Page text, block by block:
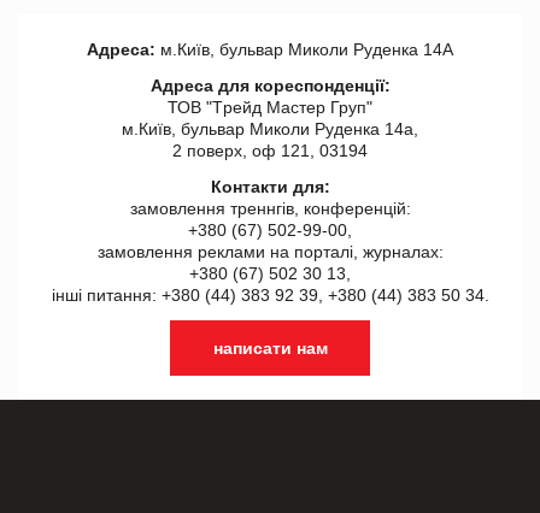
Адреса: м.Київ, бульвар Миколи Руденка 14А
Адреса для кореспонденції:
ТОВ "Tрейд Мастер Груп"
м.Київ, бульвар Миколи Руденка 14а,
2 поверх, оф 121, 03194
Контакти для:
замовлення треннгів, конференцій:
+380 (67) 502-99-00,
замовлення реклами на порталі, журналах:
+380 (67) 502 30 13,
інші питання: +380 (44) 383 92 39, +380 (44) 383 50 34.
написати нам